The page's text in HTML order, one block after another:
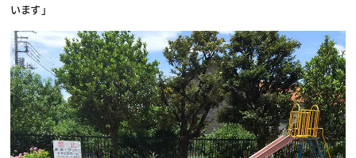
います」